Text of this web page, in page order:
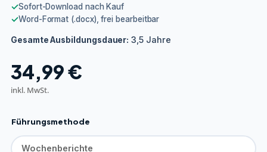
✓Sofort-Download nach Kauf
✓Word-Format (.docx), frei bearbeitbar
Gesamte Ausbildungsdauer: 3,5 Jahre
34,99€
inkl. MwSt.
Führungsmethode